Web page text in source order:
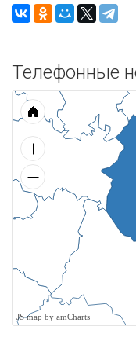
Телефонные
JS map by amCharts